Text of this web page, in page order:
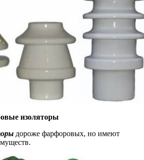
изоляторы
дороже фарфоровых, но имеют